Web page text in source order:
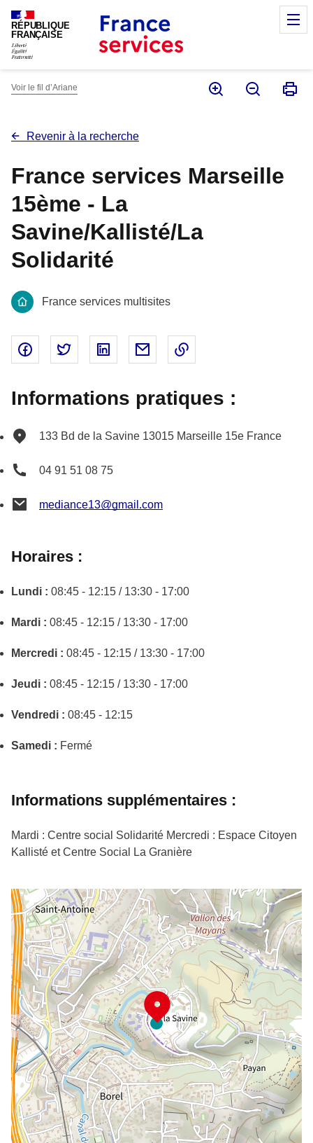
RÉPUBLIQUE
FRANÇAISE
Voir le fil d’Ariane
Revenir à la recherche
France services Marseille
15ème - La
Savine/Kallisté/La
Solidarité
France services multisites
Partager sur Facebook - nouvelle fenêtre
Partager sur Twitter - nouvelle fenêtre
Partager sur Linked In - nouvelle
Partager par email - nouvelle
Informations pratiques :
133 Bd de la Savine 13015 Marseille 15e France
04 91 51 08 75
mediance13@gmail.com
Horaires :
Lundi : 08:45 - 12:15 / 13:30 - 17:00
Mardi : 08:45 - 12:15 / 13:30 - 17:00
Mercredi : 08:45 - 12:15 / 13:30 - 17:00
Jeudi : 08:45 - 12:15 / 13:30 - 17:00
Vendredi : 08:45 - 12:15
Samedi : Fermé
Informations supplémentaires :
Mardi : Centre social Solidarité Mercredi : Espace Citoyen
Kallisté et Centre Social La Granière